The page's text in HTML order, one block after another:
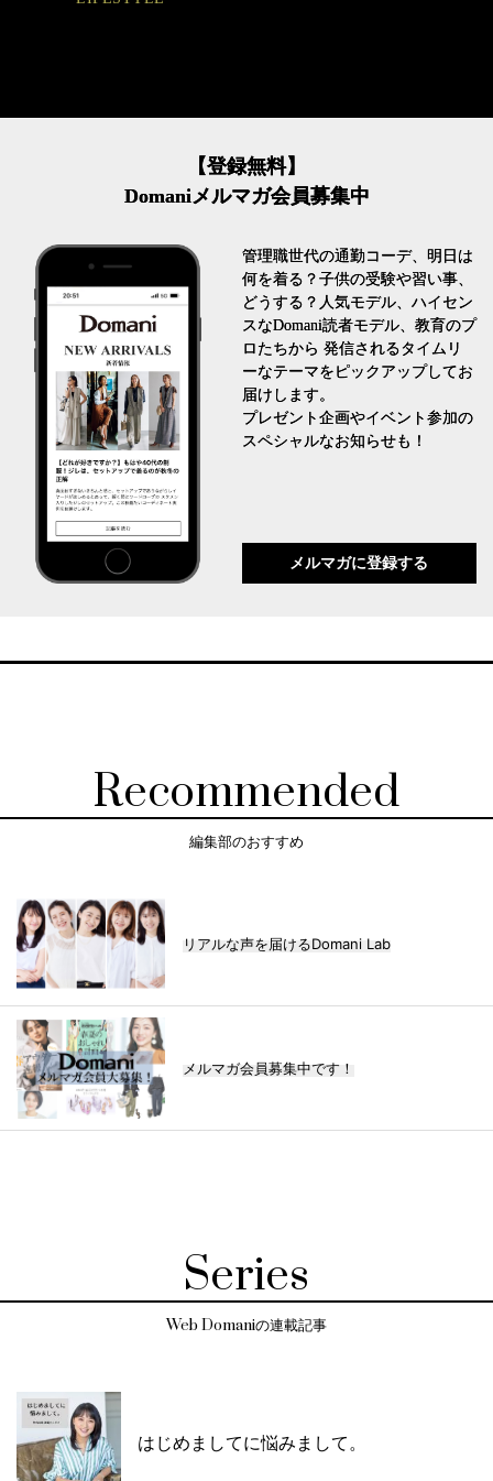
【登録無料】
Domaniメルマガ会員募集中
管理職世代の通勤コーデ、明日は
何を着る？子供の受験や習い事、
どうする？人気モデル、ハイセン
スなDomani読者モデル、教育のプ
ロたちから 発信されるタイムリ
ーなテーマをピックアップしてお
届けします。
プレゼント企画やイベント参加の
スペシャルなお知らせも！
メルマガに登録する
Recommended
編集部のおすすめ
リアルな声を届けるDomani Lab
メルマガ会員募集中です！
Series
Web Domaniの連載記事
はじめましてに悩みまして。